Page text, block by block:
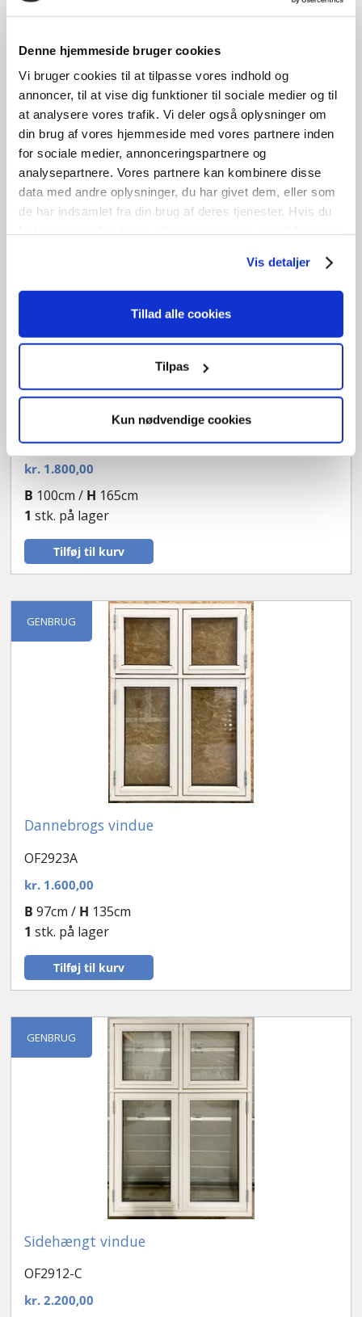
Denne hjemmeside bruger cookies
Vi bruger cookies til at tilpasse vores indhold og
annoncer, til at vise dig funktioner til sociale medier og til
at analysere vores trafik. Vi deler også oplysninger om
din brug af vores hjemmeside med vores partnere inden
for sociale medier, annonceringspartnere og
analysepartnere. Vores partnere kan kombinere disse
data med andre oplysninger, du har givet dem, eller som
de har indsamlet fra din brug af deres tjenester. Hvis du
Vis detaljer
Tillad alle cookies
Tilpas
Kun nødvendige cookies
kr.1.600,00
Tilføj til kurv
B 100cm /H166cm
7stk. på lager
3 lags energiglas
OF2935E
kr.1.800,00
Tilføj til kurv
B 100cm / H 165cm
1 stk. på lager
GENBRUG
Dannebrogs vindue
OF2923A
kr.1.600,00
Tilføj til kurv
B 97cm / H 135cm
1 stk. på lager
GENBRUG
Sidehængt vindue
OF2912-C
kr.2.200,00